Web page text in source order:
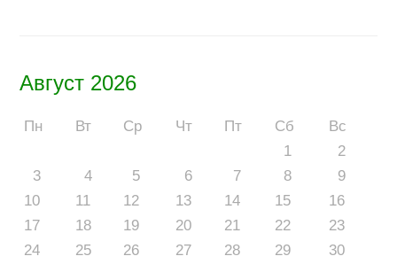
Август 2026
Пн Вт Ср Чт Пт Сб
Вс
1
2
3
4 5 6 7 8
9
10
11 12 13 14 15
16
17
18 19 20 21 22
23
24
25 26 27 28 29
30